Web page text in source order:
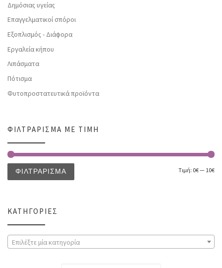
Δημόσιας υγείας
Επαγγελματικοί σπόροι
Εξοπλισμός - Διάφορα
Εργαλεία κήπου
Λιπάσματα
Πότισμα
Φυτοπροστατευτικά προϊόντα
ΦΙΛΤΡΆΡΙΣΜΑ ΜΕ ΤΙΜΉ
ΦΙΛΤΡΆΡΙΣΜΑ Τιμή: 0€— 10€
ΚΑΤΗΓΟΡΊΕΣ
Επιλέξτε μία κατηγορία